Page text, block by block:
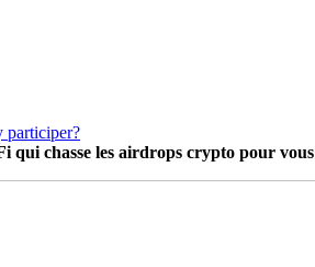
qui chasse les airdrops crypto pour vous